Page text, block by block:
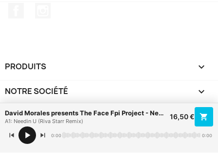
PRODUITS 
NOTRE SOCIÉTÉ 
VOTRE COMPTE 
INFORMATIONS keyboard_arrow_down
David Morales presents The Face Fpi Project - Needin U / Rich In Paradise (Going Back To My Roots)
A1: Needin U (Riva Starr Remix)
0:00 0:00
16,50 €